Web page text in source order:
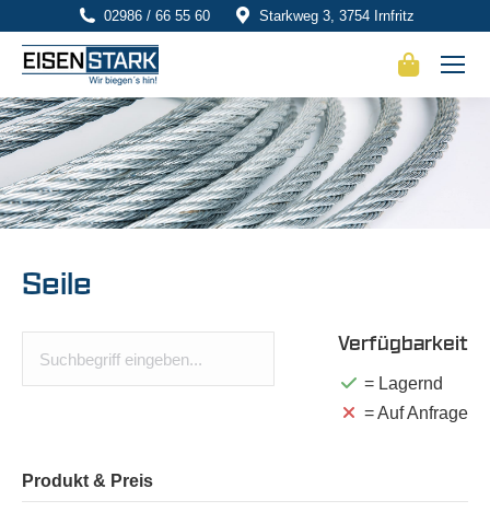
02986 / 66 55 60 Starkweg 3, 3754 Irnfritz
Seile
Verfügbarkeit
= Lagernd
= Auf Anfrage
Produkt & Preis